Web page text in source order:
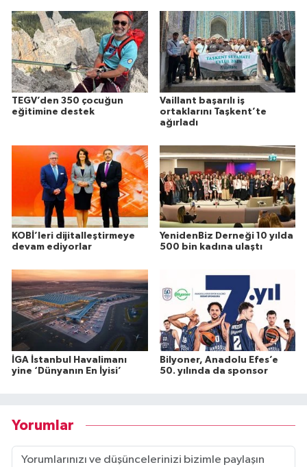
TEGV’den 350 çocuğun
eğitimine destek
Vaillant başarılı iş
ortaklarını Taşkent’te
ağırladı
KOBİ’leri dijitalleştirmeye
devam ediyorlar
YenidenBiz Derneği 10 yılda
500 bin kadına ulaştı
İGA İstanbul Havalimanı
yine ‘Dünyanın En İyisi’
Bilyoner, Anadolu Efes’e
50. yılında da sponsor
Yorumlar